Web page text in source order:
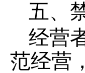
五、
经营
范经营